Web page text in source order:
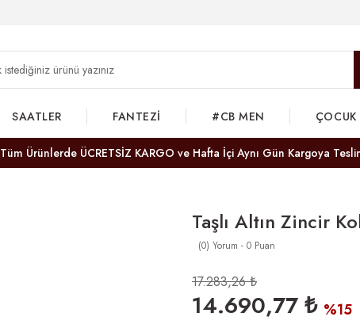
SAATLER FANTEZİ #CB MEN ÇOCUK
Tüm Ürünlerde ÜCRETSİZ KARGO ve Hafta İçi Aynı Gün Kargoya
Taşlı Altın Zincir
(0) Yorum - 0 Puan
17.283,26 ₺
14.690,77 ₺ %15